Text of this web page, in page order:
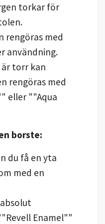
torkar för
rengöras med
användning.
torr kan
rengöras med
eller ""Aqua
borste:
du få en yta
med en
Enamel""